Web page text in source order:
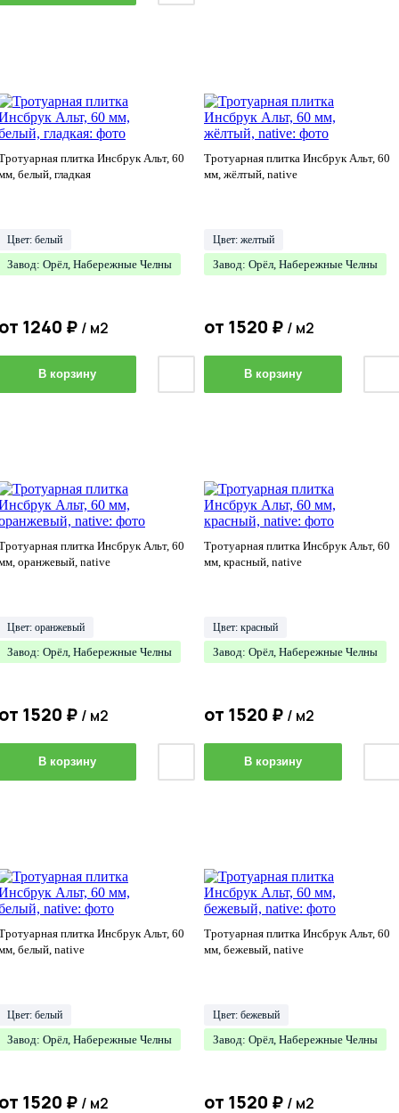
плитка Инсбрук Альт, 60
белый, гладкая
Цвет: белый
Завод: Орёл, Набережные Челны
1240 ₽ / м2
В корзину
Тротуарная плитка Инсбрук Альт, 60
мм, жёлтый, native
Цвет: желтый
Завод: Орёл, Набережные Челны
от 1520 ₽ / м2
В корзину
плитка Инсбрук Альт, 60
оранжевый, native
Цвет: оранжевый
Завод: Орёл, Набережные Челны
1520 ₽ / м2
В корзину
Тротуарная плитка Инсбрук Альт, 60
мм, красный, native
Цвет: красный
Завод: Орёл, Набережные Челны
от 1520 ₽ / м2
В корзину
плитка Инсбрук Альт, 60
белый, native
Цвет: белый
Завод: Орёл, Набережные Челны
1520 ₽ / м2
Тротуарная плитка Инсбрук Альт, 60
мм, бежевый, native
Цвет: бежевый
Завод: Орёл, Набережные Челны
от 1520 ₽ / м2